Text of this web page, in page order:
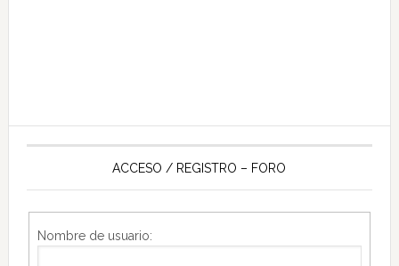
ACCESO / REGISTRO – FORO
Nombre de usuario: